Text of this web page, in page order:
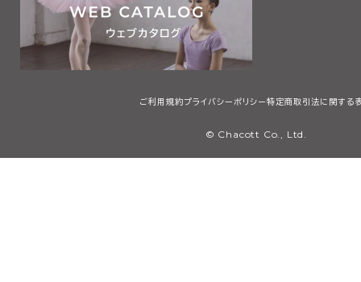
ご利用規約プライバシーポリシー 特定商取引法に関する
© Chacott Co., Ltd.